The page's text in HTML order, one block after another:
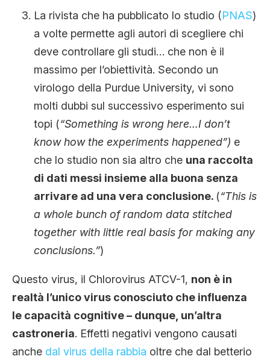
La rivista che ha pubblicato lo studio (PNAS)
a volte permette agli autori di scegliere chi
deve controllare gli studi… che non è il
massimo per l’obiettività. Secondo un
virologo della Purdue University, vi sono
molti dubbi sul successivo esperimento sui
topi (“Something is wrong here…I don’t
know how the experiments happened”) e
che lo studio non sia altro che una raccolta
di dati messi insieme alla buona senza
arrivare ad una vera conclusione. (“This is
a whole bunch of random data stitched
together with little real basis for making any
conclusions.”)
Questo virus, il Chlorovirus ATCV-1, non è in
realtà l’unico virus conosciuto che influenza
le capacità cognitive – dunque, un’altra
castroneria. Effetti negativi vengono causati
anche dal virus della rabbia oltre che dal betterio